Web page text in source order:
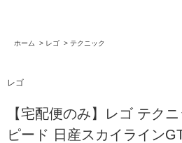
ホーム > レゴ > テクニック
レゴ
【宅配便のみ】レゴ テク
ピード 日産スカイライン